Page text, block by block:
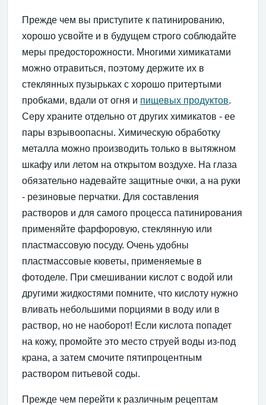
Прежде чем вы приступите к патинированию,
хорошо усвойте и в будущем строго соблюдайте
меры предосторожности. Многими химикатами
можно отравиться, поэтому держите их в
стеклянных пузырьках с хорошо притертыми
пробками, вдали от огня и пищевых продуктов.
Серу храните отдельно от других химикатов - ее
пары взрывоопасны. Химическую обработку
металла можно производить только в вытяжном
шкафу или летом на открытом воздухе. На глаза
обязательно надевайте защитные очки, а на руки
- резиновые перчатки. Для составления
растворов и для самого процесса патинирования
применяйте фарфоровую, стеклянную или
пластмассовую посуду. Очень удобны
пластмассовые кюветы, применяемые в
фотоделе. При смешивании кислот с водой или
другими жидкостями помните, что кислоту нужно
вливать небольшими порциями в воду или в
раствор, но не наоборот! Если кислота попадет
на кожу, промойте это место струей воды из-под
крана, а затем смочите пятипроцентным
раствором питьевой соды.
Прежде чем перейти к различным рецептам